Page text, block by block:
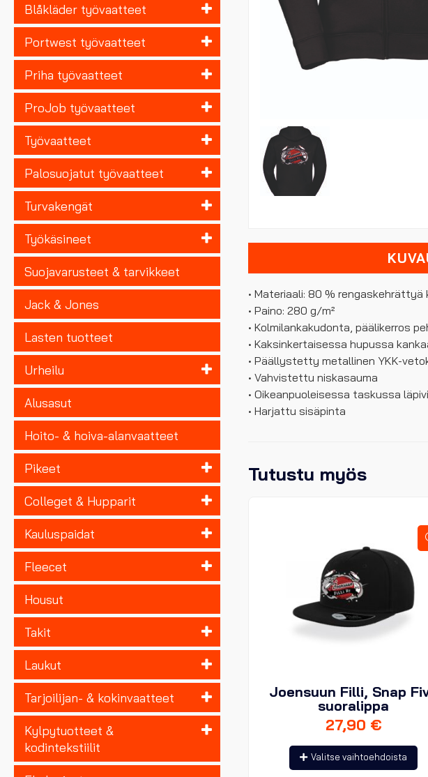
Blåkläder työvaatteet
Portwest työvaatteet
Priha työvaatteet
ProJob työvaatteet
Työvaatteet
Palosuojatut työvaatteet
Turvakengät
Työkäsineet
Suojavarusteet & tarvikkeet
Jack & Jones
Lasten tuotteet
Urheilu
Alusasut
Hoito- & hoiva-alanvaatteet
Pikeet
Colleget & Hupparit
Kauluspaidat
Fleecet
Housut
Takit
Laukut
Tarjoilijan- & kokinvaatteet
Kylpytuotteet &
kodintekstiilit
• Materiaali: 80 %
• Paino: 280 g/m²
• Kolmilankakudonta, päälikerros
• Kaksinkertaisessa hupussa
• Päällystetty metallinen YKK-
• Vahvistettu niskasauma
• Oikeanpuoleisessa taskussa
• Harjattu sisäpinta
Tutustu myös
Joensuun Filli, Snap
suoralippa
27,90 €
Valitse vaihtoehdoista